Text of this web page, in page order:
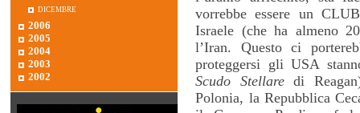
vorrebbe essere un
Israele (che ha almeno
l’Iran. Questo ci
proteggersi gli USA
Scudo Stellaredi
Polonia, la Repubblica
dicembre
2006
2005
2004
2003
2002